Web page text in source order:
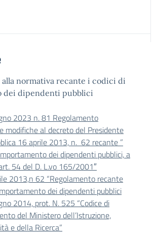
normativa recante i codici di
dei dipendenti pubblici
2023 n. 81 Regolamento
modifiche al decreto del Presidente
16 aprile 2013, n. 62 recante ”
dei dipendenti pubblici, a
54 del D. L.vo 165/2001″
2013,n 62 “Regolamento recante
dei dipendenti pubblici
2014, prot. N. 525 “Codice di
del Ministero dell’Istruzione,
e della Ricerca”